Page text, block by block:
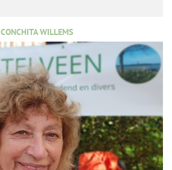
CONCHITA WILLEMS